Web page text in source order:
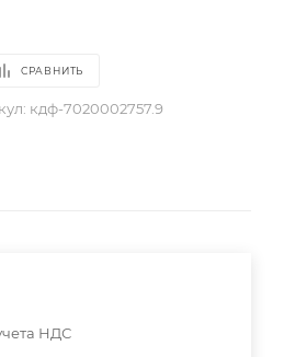
СРАВНИТЬ
кдф-7020002757.9
НДС